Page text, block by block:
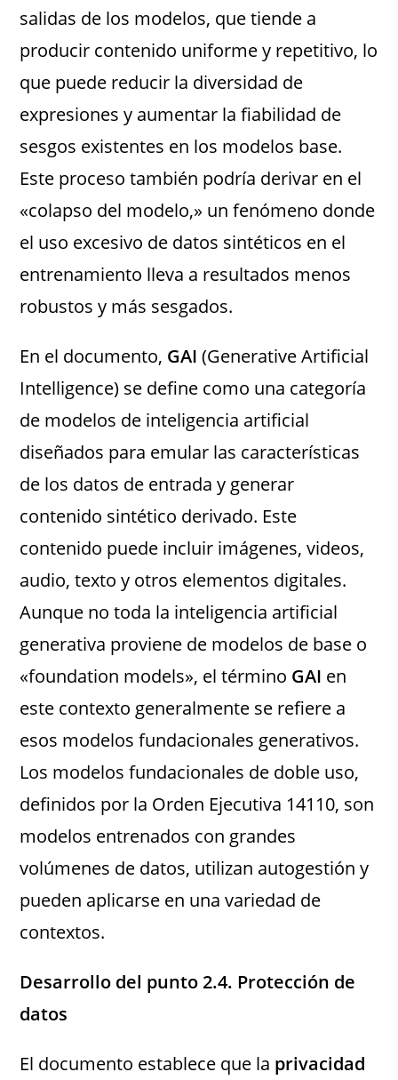
salidas de los modelos, que tiende a
producir contenido uniforme y repetitivo, lo
que puede reducir la diversidad de
expresiones y aumentar la fiabilidad de
sesgos existentes en los modelos base.
Este proceso también podría derivar en el
«colapso del modelo,» un fenómeno donde
el uso excesivo de datos sintéticos en el
entrenamiento lleva a resultados menos
robustos y más sesgados​.
En el documento, GAI (Generative Artificial
Intelligence) se define como una categoría
de modelos de inteligencia artificial
diseñados para emular las características
de los datos de entrada y generar
contenido sintético derivado. Este
contenido puede incluir imágenes, videos,
audio, texto y otros elementos digitales.
Aunque no toda la inteligencia artificial
generativa proviene de modelos de base o
«foundation models», el término GAI en
este contexto generalmente se refiere a
esos modelos fundacionales generativos.
Los modelos fundacionales de doble uso,
definidos por la Orden Ejecutiva 14110, son
modelos entrenados con grandes
volúmenes de datos, utilizan autogestión y
pueden aplicarse en una variedad de
contextos​.
Desarrollo del punto 2.4. Protección de
datos
El documento establece que la privacidad